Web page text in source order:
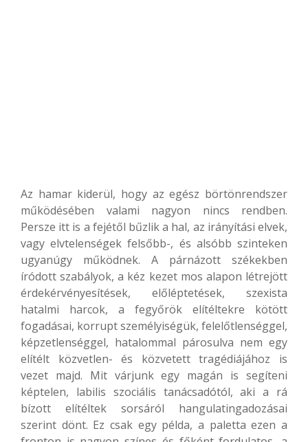
Az hamar kiderül, hogy az egész börtönrendszer
működésében valami nagyon nincs rendben.
Persze itt is a fejétől bűzlik a hal, az irányítási elvek,
vagy elvtelenségek felsőbb-, és alsóbb szinteken
ugyanúgy működnek. A párnázott székekben
íródott szabályok, a kéz kezet mos alapon létrejött
érdekérvényesítések, előléptetések, szexista
hatalmi harcok, a fegyőrök elítéltekre kötött
fogadásai, korrupt személyiségük, felelőtlenséggel,
képzetlenséggel, hatalommal párosulva nem egy
elítélt közvetlen- és közvetett tragédiájához is
vezet majd. Mit várjunk egy magán is segíteni
képtelen, labilis szociális tanácsadótól, aki a rá
bízott elítéltek sorsáról hangulatingadozásai
szerint dönt. Ez csak egy példa, a paletta ezen a